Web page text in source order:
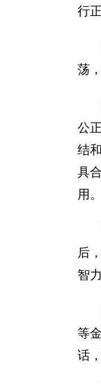
行
荡
公
结
具
用。
后
智
等
话